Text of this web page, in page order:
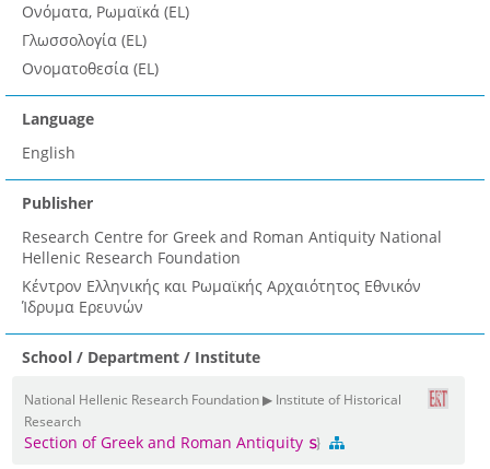
Ονόματα, Ρωμαϊκά (EL)
Γλωσσολογία (EL)
Ονοματοθεσία (EL)
Language
English
Publisher
Research Centre for Greek and Roman Antiquity National
Hellenic Research Foundation
Κέντρον Ελληνικής και Ρωμαϊκής Αρχαιότητος Εθνικόν
Ίδρυμα Ερευνών
School / Department / Institute
National Hellenic Research Foundation ▶ Institute of Historical
Research
Section of Greek and Roman Antiquity